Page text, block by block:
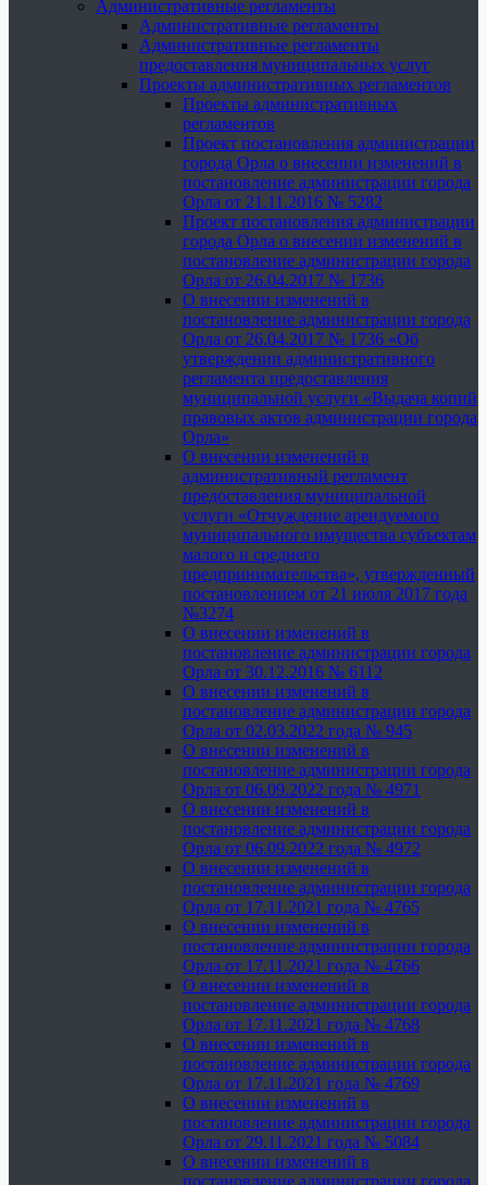
Административные регламенты
Административные регламенты
Административные регламенты
предоставления муниципальных услуг
Проекты административных регламентов
Проекты административных
регламентов
Проект постановления администрации
города Орла о внесении изменений в
постановление администрации города
Орла от 21.11.2016 № 5282
Проект постановления администрации
города Орла о внесении изменений в
постановление администрации города
Орла от 26.04.2017 № 1736
О внесении изменений в
постановление администрации города
Орла от 26.04.2017 № 1736 «Об
утверждении административного
регламента предоставления
муниципальной услуги «Выдача копий
правовых актов администрации города
Орла»
О внесении изменений в
административный регламент
предоставления муниципальной
услуги «Отчуждение арендуемого
муниципального имущества субъектам
малого и среднего
предпринимательства», утвержденный
постановлением от 21 июля 2017 года
№3274
О внесении изменений в
постановление администрации города
Орла от 30.12.2016 № 6112
О внесении изменений в
постановление администрации города
Орла от 02.03.2022 года № 945
О внесении изменений в
постановление администрации города
Орла от 06.09.2022 года № 4971
О внесении изменений в
постановление администрации города
Орла от 06.09.2022 года № 4972
О внесении изменений в
постановление администрации города
Орла от 17.11.2021 года № 4765
О внесении изменений в
постановление администрации города
Орла от 17.11.2021 года № 4766
О внесении изменений в
постановление администрации города
Орла от 17.11.2021 года № 4768
О внесении изменений в
постановление администрации города
Орла от 17.11.2021 года № 4769
О внесении изменений в
постановление администрации города
Орла от 29.11.2021 года № 5084
О внесении изменений в
постановление администрации города